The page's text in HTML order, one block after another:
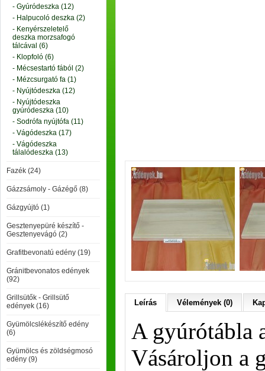
- Gyúródeszka (12)
- Halpucoló deszka (2)
- Kenyérszeletelő
deszka morzsafogó
tálcával (6)
- Klopfoló (6)
- Mécsestartó fából (2)
- Mézcsurgató fa (1)
- Nyújtódeszka (12)
- Nyújtódeszka
gyúródeszka (10)
- Sodrófa nyújtófa (11)
- Vágódeszka (17)
- Vágódeszka
tálalódeszka (13)
Fazék (24)
Gázzsámoly - Gázégő (8)
Gázgyújtó (1)
Gesztenyepüré készítő -
Gesztenyevágó (2)
Grafitbevonatú edény (19)
Gránitbevonatos edények
(92)
Grillsütők - Grillsütő
edények (16)
Gyümölcslékészítő edény
(6)
Gyümölcs és zöldségmosó
edény (9)
Leírás Vélemények (0)
A gyúrótábla
Vásároljon a